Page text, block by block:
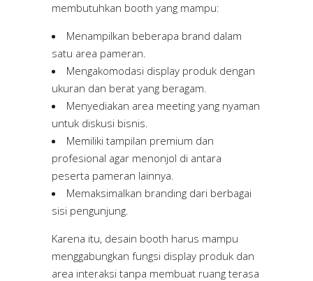
membutuhkan booth yang mampu:
Menampilkan beberapa brand dalam
satu area pameran.
Mengakomodasi display produk dengan
ukuran dan berat yang beragam.
Menyediakan area meeting yang nyaman
untuk diskusi bisnis.
Memiliki tampilan premium dan
profesional agar menonjol di antara
peserta pameran lainnya.
Memaksimalkan branding dari berbagai
sisi pengunjung.
Karena itu, desain booth harus mampu
menggabungkan fungsi display produk dan
area interaksi tanpa membuat ruang terasa